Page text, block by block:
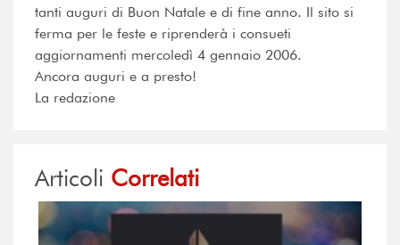
tanti auguri di Buon Natale e di fine anno. Il sito si
ferma per le feste e riprenderà i consueti
aggiornamenti mercoledì 4 gennaio 2006.
Ancora auguri e a presto!
La redazione
Articoli Correlati